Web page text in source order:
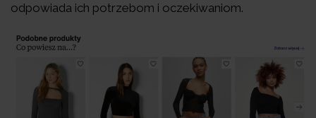
odpowiada ich potrzebom i oczekiwaniom.